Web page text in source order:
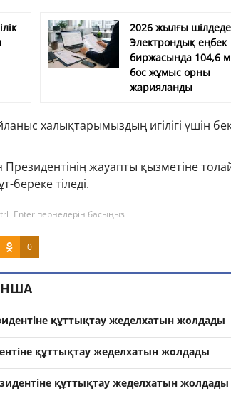
2026 жылғы шілдеде
Электрондық еңбек
биржасында 104,6
бос жұмыс орны
жарияланды
халықтарымыздың игілігі үшін
жауапты қызметіне
береке тіледі.
пернелерін басыңыз
0
құттықтау жеделхатын жолдады
құттықтау жеделхатын жолдады
құттықтау жеделхатын жолдады